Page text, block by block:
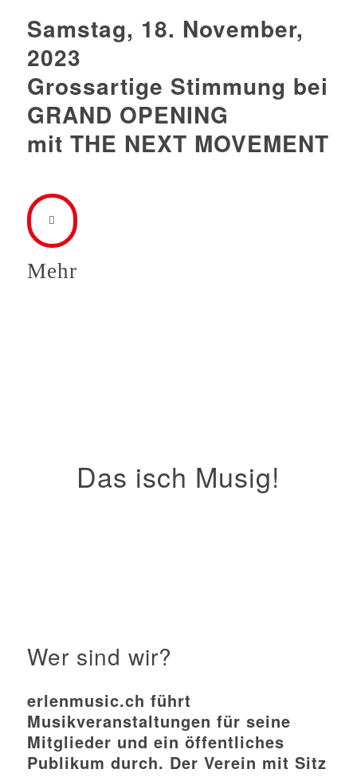
Samstag, 18. November,
2023
Grossartige Stimmung bei
GRAND OPENING
mit THE NEXT MOVEMENT
Mehr
Das isch Musig!
Wer sind wir?
erlenmusic.ch führt
Musikveranstaltungen für seine
Mitglieder und ein öffentliches
Publikum durch. Der Verein mit Sitz